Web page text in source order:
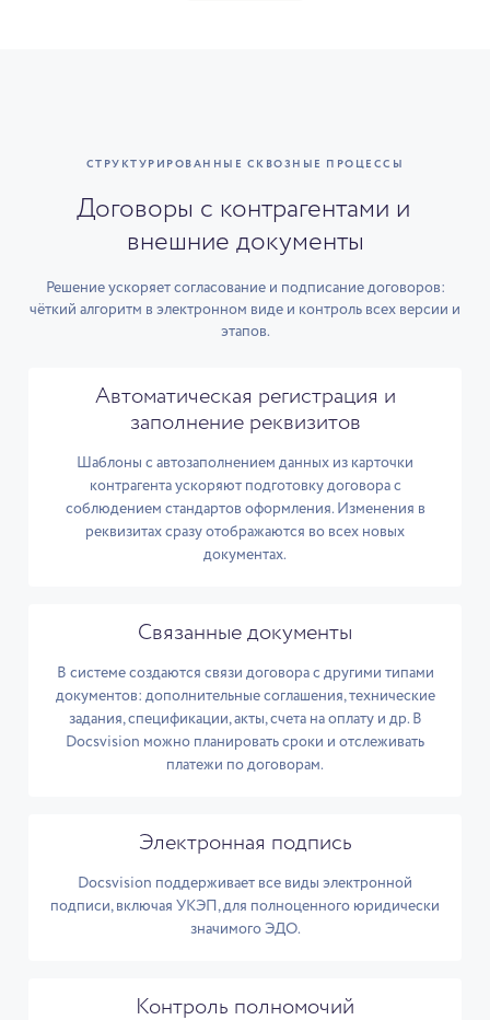
СТРУКТУРИРОВАННЫЕ СКВОЗНЫЕ ПРОЦЕССЫ
Договоры с контрагентами и
внешние документы
Решение ускоряет согласование и подписание договоров:
чёткий алгоритм в электронном виде и контроль всех версии и
этапов.
Автоматическая регистрация и
заполнение реквизитов
Шаблоны с автозаполнением данных из карточки
контрагента ускоряют подготовку договора с
соблюдением стандартов оформления. Изменения в
реквизитах сразу отображаются во всех новых
документах.
Связанные документы
В системе создаются связи договора с другими типами
документов: дополнительные соглашения, технические
задания, спецификации, акты, счета на оплату и др. В
Docsvision можно планировать сроки и отслеживать
платежи по договорам.
Электронная подпись
Docsvision поддерживает все виды электронной
подписи, включая УКЭП, для полноценного юридически
значимого ЭДО.
Контроль полномочий